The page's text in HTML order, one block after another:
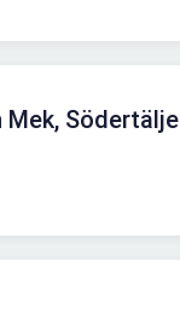
Södertälje